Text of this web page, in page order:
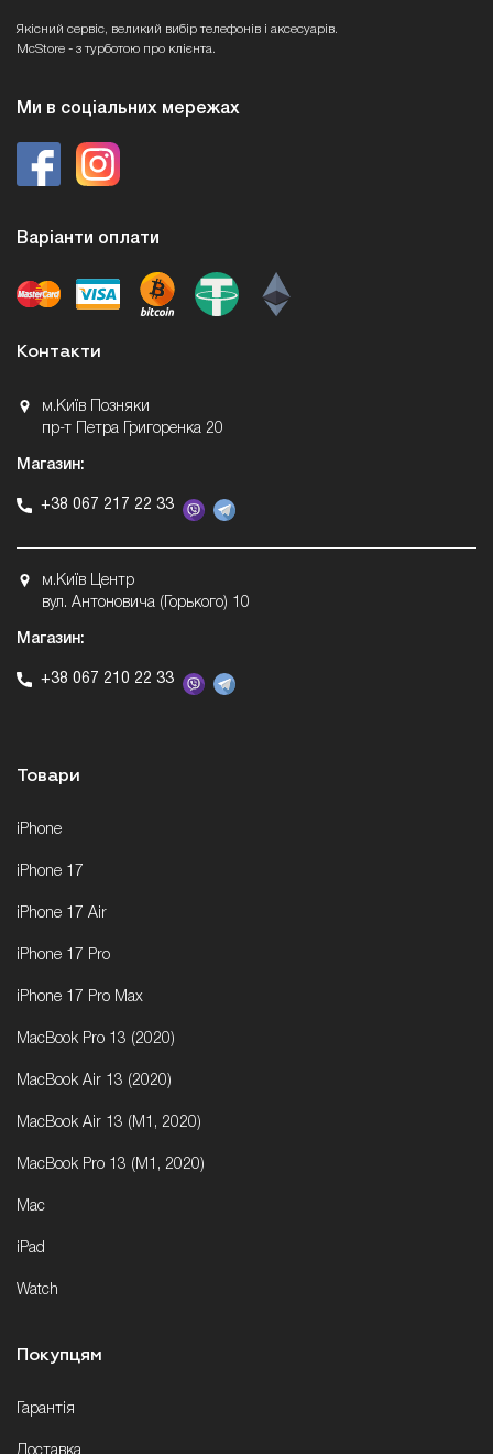
Якісний сервіс, великий вибір телефонів і аксесуарів.
McStore - з турботою про клієнта.
Ми в соціальних мережах
Варіанти оплати
Контакти
м.Київ Позняки
пр-т Петра Григоренка 20
Магазин:
+38 067 217 22 33
м.Київ Центр
вул. Антоновича (Горького) 10
Магазин:
+38 067 210 22 33
Товари
iPhone
iPhone 17
iPhone 17 Air
iPhone 17 Pro
iPhone 17 Pro Max
MacBook Pro 13 (2020)
MacBook Air 13 (2020)
MacBook Air 13 (M1, 2020)
MacBook Pro 13 (M1, 2020)
Mac
iPad
Watch
Покупцям
Гарантія